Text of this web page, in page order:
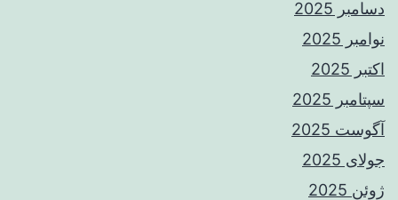
دسامبر 2025
نوامبر 2025
اکتبر 2025
سپتامبر 2025
آگوست 2025
جولای 2025
ژوئن 2025